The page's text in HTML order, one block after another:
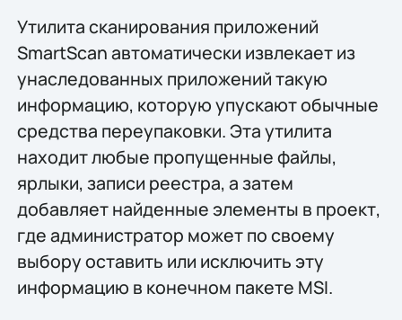
Утилита сканирования приложений
SmartScan автоматически извлекает из
унаследованных приложений такую
информацию, которую упускают обычные
средства переупаковки. Эта утилита
находит любые пропущенные файлы,
ярлыки, записи реестра, а затем
добавляет найденные элементы в проект,
где администратор может по своему
выбору оставить или исключить эту
информацию в конечном пакете MSI.